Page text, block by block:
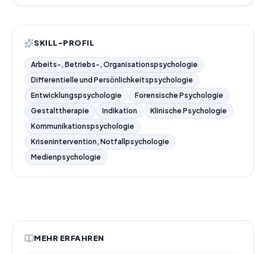
SKILL-PROFIL
Arbeits-, Betriebs-, Organisationspsychologie
Differentielle und Persönlichkeitspsychologie
Entwicklungspsychologie
Forensische Psychologie
Gestalttherapie
Indikation
Klinische Psychologie
Kommunikationspsychologie
Krisenintervention, Notfallpsychologie
Medienpsychologie
MEHR ERFAHREN